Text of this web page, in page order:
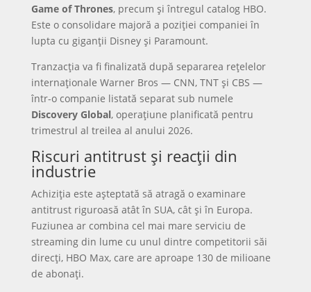
Game of Thrones, precum și întregul catalog HBO.
Este o consolidare majoră a poziției companiei în
lupta cu giganții Disney și Paramount.
Tranzacția va fi finalizată după separarea rețelelor
internaționale Warner Bros — CNN, TNT și CBS —
într-o companie listată separat sub numele
Discovery Global, operațiune planificată pentru
trimestrul al treilea al anului 2026.
Riscuri antitrust și reacții din
industrie
Achiziția este așteptată să atragă o examinare
antitrust riguroasă atât în SUA, cât și în Europa.
Fuziunea ar combina cel mai mare serviciu de
streaming din lume cu unul dintre competitorii săi
direcți, HBO Max, care are aproape 130 de milioane
de abonați.